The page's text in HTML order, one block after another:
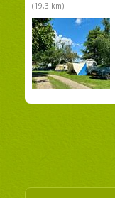
(19,3 km)